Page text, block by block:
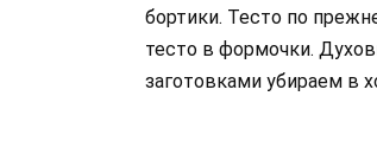
бортики. Тесто по
тесто в формочки.
заготовками убираем в